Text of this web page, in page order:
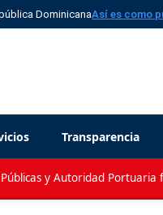
DominicanaAsí es como
Transparencia
y Autoridad